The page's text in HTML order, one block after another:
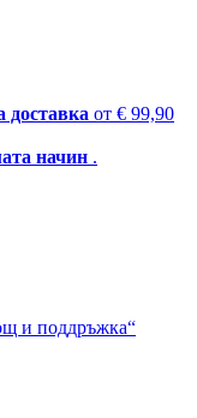
доставка от € 99,90
начин .
и поддръжка“